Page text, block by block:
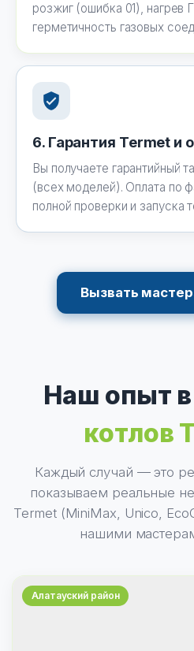
розжиг (ошибка 01), нагрев
герметичность газовых
6. Гарантия Termet и
Вы получаете гарантийный
(всех моделей). Оплата по
полной проверки и запуска
Вызвать
Наш опыт в
котлов
Каждый случай — это
показываем реальные
Termet (MiniMax, Unico,
нашими
Алатауский район